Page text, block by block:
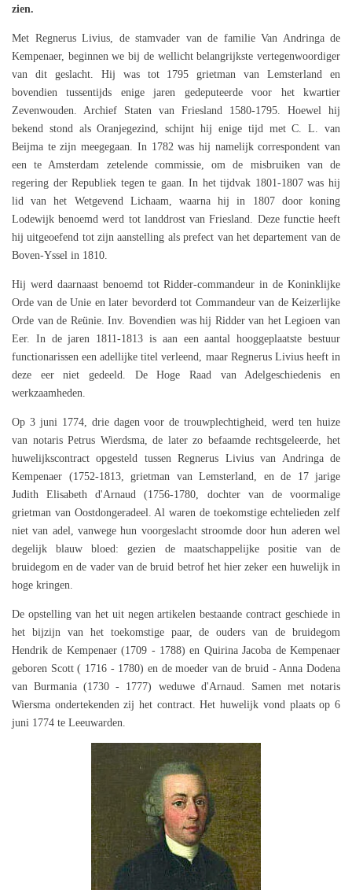
zien.
Met Regnerus Livius, de stamvader van de familie Van Andringa de
Kempenaer, beginnen we bij de wellicht belangrijkste vertegenwoordiger
van dit geslacht. Hij was tot 1795 grietman van Lemsterland en
bovendien tussentijds enige jaren gedeputeerde voor het kwartier
Zevenwouden. Archief Staten van Friesland 1580-1795. Hoewel hij
bekend stond als Oranjegezind, schijnt hij enige tijd met C. L. van
Beijma te zijn meegegaan. In 1782 was hij namelijk correspondent van
een te Amsterdam zetelende commissie, om de misbruiken van de
regering der Republiek tegen te gaan. In het tijdvak 1801-1807 was hij
lid van het Wetgevend Lichaam, waarna hij in 1807 door koning
Lodewijk benoemd werd tot landdrost van Friesland. Deze functie heeft
hij uitgeoefend tot zijn aanstelling als prefect van het departement van de
Boven-Yssel in 1810.
Hij werd daarnaast benoemd tot Ridder-commandeur in de Koninklijke
Orde van de Unie en later bevorderd tot Commandeur van de Keizerlijke
Orde van de Reünie. Inv. Bovendien was hij Ridder van het Legioen van
Eer. In de jaren 1811-1813 is aan een aantal hooggeplaatste bestuur
functionarissen een adellijke titel verleend, maar Regnerus Livius heeft in
deze eer niet gedeeld. De Hoge Raad van Adelgeschiedenis en
werkzaamheden.
Op 3 juni 1774, drie dagen voor de trouwplechtigheid, werd ten huize
van notaris Petrus Wierdsma, de later zo befaamde rechtsgeleerde, het
huwelijkscontract opgesteld tussen Regnerus Livius van Andringa de
Kempenaer (1752-1813, grietman van Lemsterland, en de 17 jarige
Judith Elisabeth d'Arnaud (1756-1780, dochter van de voormalige
grietman van Oostdongeradeel. Al waren de toekomstige echtelieden zelf
niet van adel, vanwege hun voorgeslacht stroomde door hun aderen wel
degelijk blauw bloed: gezien de maatschappelijke positie van de
bruidegom en de vader van de bruid betrof het hier zeker een huwelijk in
hoge kringen.
De opstelling van het uit negen artikelen bestaande contract geschiede in
het bijzijn van het toekomstige paar, de ouders van de bruidegom
Hendrik de Kempenaer (1709 - 1788) en Quirina Jacoba de Kempenaer
geboren Scott ( 1716 - 1780) en de moeder van de bruid - Anna Dodena
van Burmania (1730 - 1777) weduwe d'Arnaud. Samen met notaris
Wiersma ondertekenden zij het contract. Het huwelijk vond plaats op 6
juni 1774 te Leeuwarden.